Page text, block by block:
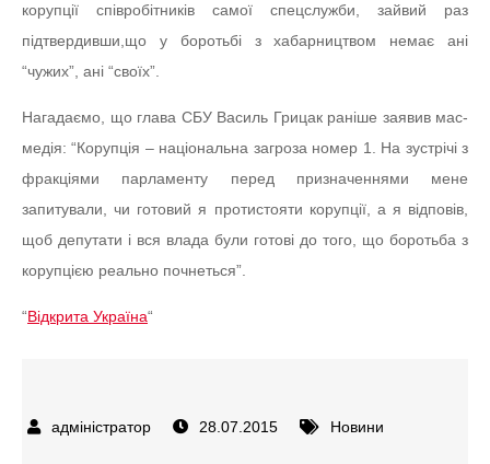
корупції співробітників самої спецслужби, зайвий раз
підтвердивши,що у боротьбі з хабарництвом немає ані
“чужих”, ані “своїх”.
Нагадаємо, що глава СБУ Василь Грицак раніше заявив мас-
медія: “Корупція – національна загроза номер 1. На зустрічі з
фракціями парламенту перед призначеннями мене
запитували, чи готовий я протистояти корупції, а я відповів,
щоб депутати і вся влада були готові до того, що боротьба з
корупцією реально почнеться”.
“Відкрита Україна“
28.07.2015 Новини